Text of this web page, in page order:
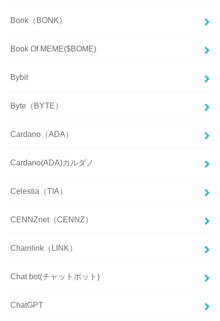
Bonk（BONK）
Book Of MEME($BOME)
Bybit
Byte（BYTE）
Cardano（ADA）
Cardano(ADA)カルダノ
Celestia（TIA）
CENNZnet（CENNZ）
Chainlink（LINK）
Chat bot(チャットボット)
ChatGPT